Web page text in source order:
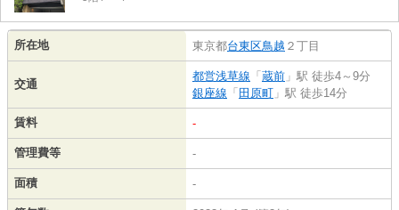
所在地 東京都台東区鳥越 ２丁目
交通
都営浅草線 「 蔵前 」駅 徒歩4～9分
銀座線 「 田原町 」駅 徒歩14分
賃料 -
管理費等 -
面積 -